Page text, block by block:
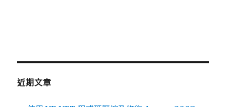
近期文章